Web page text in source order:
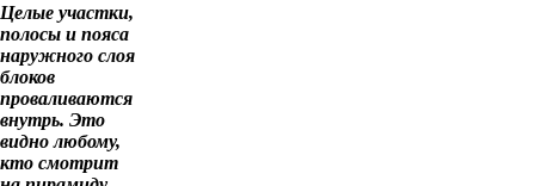
Целые участки,
полосы и пояса
наружного слоя
блоков
проваливаются
внутрь. Это
видно любому,
кто смотрит